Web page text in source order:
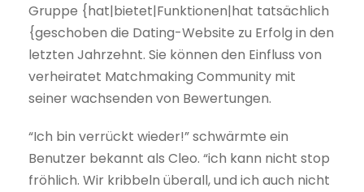
Gruppe {hat|bietet|Funktionen|hat tatsächlich
{geschoben die Dating-Website zu Erfolg in den
letzten Jahrzehnt. Sie können den Einfluss von
verheiratet Matchmaking Community mit
seiner wachsenden von Bewertungen.
“Ich bin verrückt wieder!” schwärmte ein
Benutzer bekannt als Cleo. “ich kann nicht stop
fröhlich. Wir kribbeln überall, und ich auch nicht